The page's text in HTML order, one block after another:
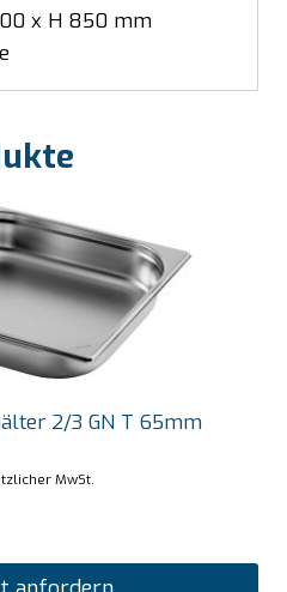
x H 850 mm
2/3 GN T 65mm
MwSt.